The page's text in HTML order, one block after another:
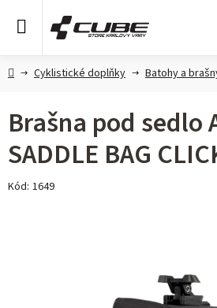
DomůCyklistické doplňky Batohy a
Brašna pod sedlo
SADDLE BAG
Kód: 1649